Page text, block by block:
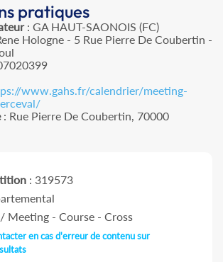
pratiques
: GA HAUT-SAONOIS (FC)
Hologne - 5 Rue Pierre De Coubertin -
www.gahs.fr/calendrier/meeting-
: Rue Pierre De Coubertin, 70000
: 319573
Meeting - Course - Cross
en cas d'erreur de contenu sur